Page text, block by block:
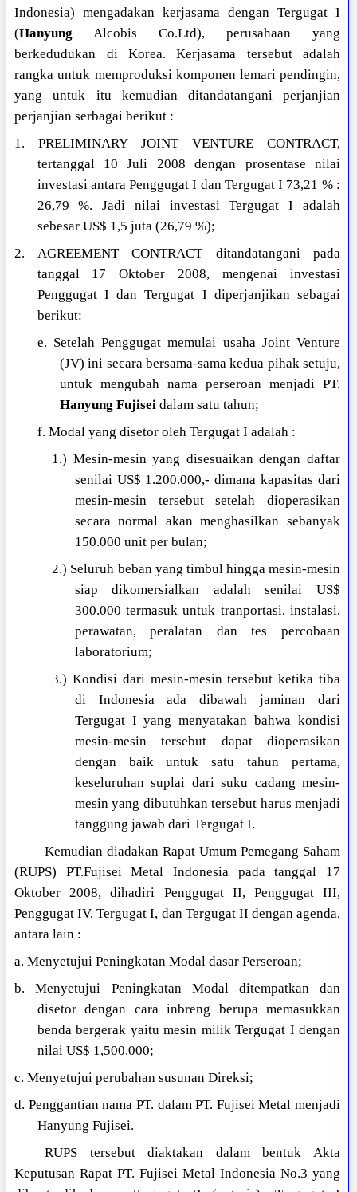
Indonesia) mengadakan kerjasama dengan Tergugat I
(Hanyung Alcobis Co.Ltd), perusahaan yang
berkedudukan di Korea. Kerjasama tersebut adalah
rangka untuk memproduksi komponen lemari pendingin,
yang untuk itu kemudian ditandatangani perjanjian
perjanjian serbagai berikut :
1. PRELIMINARY JOINT VENTURE CONTRACT,
tertanggal 10 Juli 2008 dengan prosentase nilai
investasi antara Penggugat I dan Tergugat I 73,21 % :
26,79 %. Jadi nilai investasi Tergugat I adalah
sebesar US$ 1,5 juta (26,79 %);
2. AGREEMENT CONTRACT ditandatangani pada
tanggal 17 Oktober 2008, mengenai investasi
Penggugat I dan Tergugat I diperjanjikan sebagai
berikut:
e. Setelah Penggugat memulai usaha Joint Venture
(JV) ini secara bersama-sama kedua pihak setuju,
untuk mengubah nama perseroan menjadi PT.
Hanyung Fujiseidalam satu tahun;
f. Modal yang disetor oleh Tergugat I adalah :
1.) Mesin-mesin yang disesuaikan dengan daftar
senilai US$ 1.200.000,- dimana kapasitas dari
mesin-mesin tersebut setelah dioperasikan
secara normal akan menghasilkan sebanyak
150.000 unit per bulan;
2.) Seluruh beban yang timbul hingga mesin-mesin
siap dikomersialkan adalah senilai US$
300.000 termasuk untuk tranportasi, instalasi,
perawatan, peralatan dan tes percobaan
laboratorium;
3.) Kondisi dari mesin-mesin tersebut ketika tiba
di Indonesia ada dibawah jaminan dari
Tergugat I yang menyatakan bahwa kondisi
mesin-mesin tersebut dapat dioperasikan
dengan baik untuk satu tahun pertama,
keseluruhan suplai dari suku cadang mesin-
mesin yang dibutuhkan tersebut harus menjadi
tanggung jawab dari Tergugat I.
Kemudian diadakan Rapat Umum Pemegang Saham
(RUPS) PT.Fujisei Metal Indonesia pada tanggal 17
Oktober 2008, dihadiri Penggugat II, Penggugat III,
Penggugat IV, Tergugat I, dan Tergugat II dengan agenda,
antara lain :
a. Menyetujui Peningkatan Modal dasar Perseroan;
b. Menyetujui Peningkatan Modal ditempatkan dan
disetor dengan cara inbreng berupa memasukkan
benda bergerak yaitu mesin milik Tergugat I dengan
nilai US$ 1,500.000;
c. Menyetujui perubahan susunan Direksi;
d. Penggantian nama PT. dalam PT. Fujisei Metal menjadi
Hanyung Fujisei.
RUPS tersebut diaktakan dalam bentuk Akta
Keputusan Rapat PT. Fujisei Metal Indonesia No.3 yang